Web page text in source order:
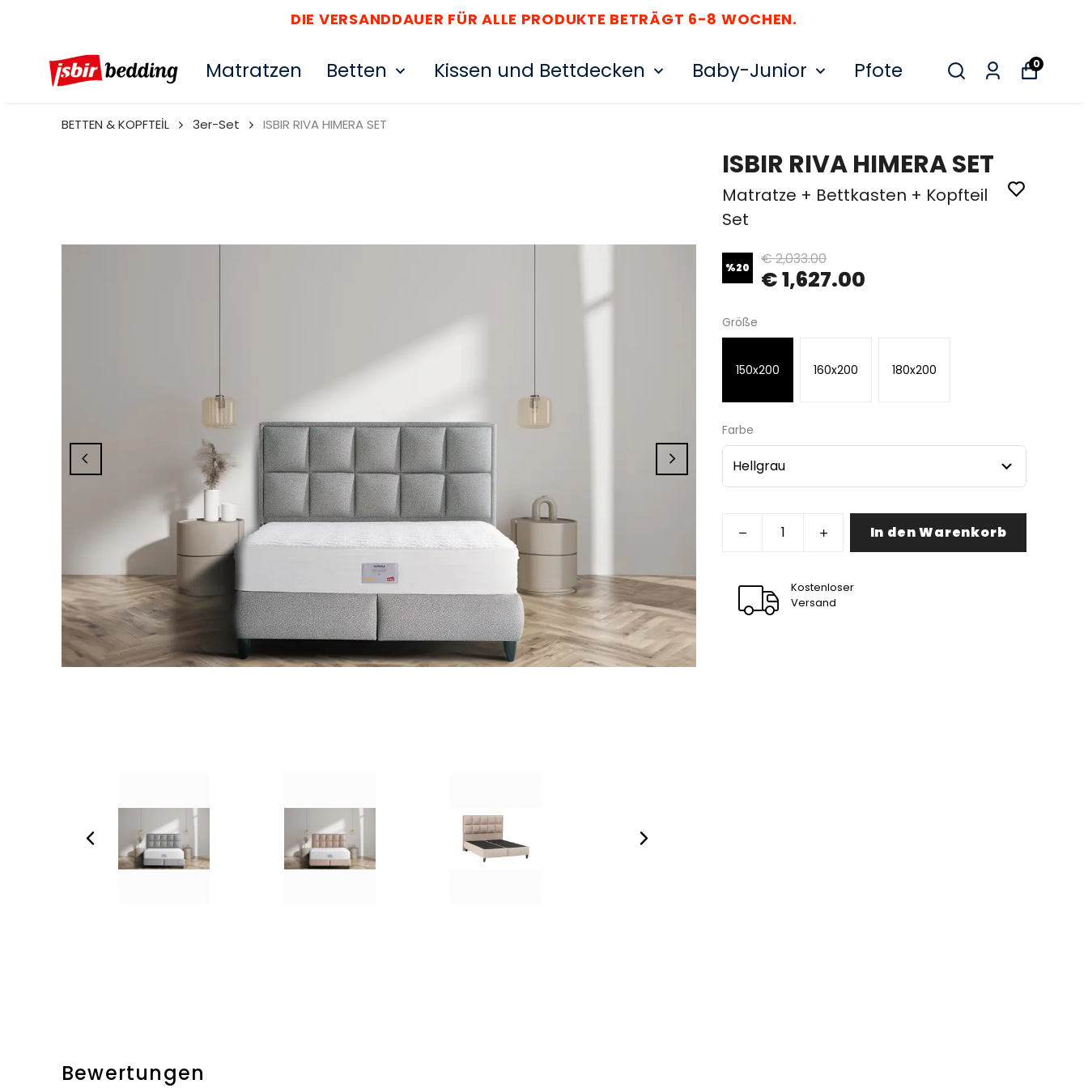
DIE VERSANDDAUER FÜR ALLE PRODUKTE BETRÄGT 6-8 WOCHEN.
Matratzen Betten Kissen und Bettdecken Baby-Junior Pfote 0
BETTEN & KOPFTEİL 3er-Set ISBIR RIVA HIMERA SET
ISBIR RIVA HIMERA SET
Matratze + Bettkasten + Kopfteil
Set
%20 € 2,033.00
€ 1,627.00
Größe
150x200 160x200 180x200
Farbe
In den Warenkorb
Kostenloser
Versand
Bewertungen